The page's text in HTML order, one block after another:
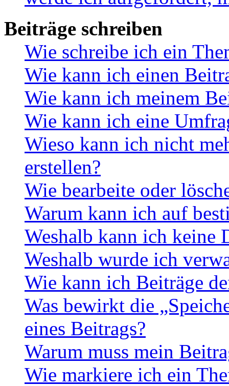
Beiträge schreiben
Wie schreibe ich ein
Wie kann ich einen
Wie kann ich meinem
Wie kann ich eine
Wieso kann ich nicht
erstellen?
Wie bearbeite oder
Warum kann ich auf
Weshalb kann ich keine
Weshalb wurde ich
Wie kann ich Beiträge
Was bewirkt die
eines Beitrags?
Warum muss mein
Wie markiere ich ein